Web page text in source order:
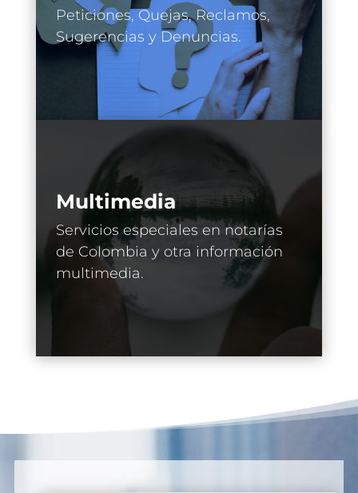
Peticiones, Quejas, Reclamos,
Sugerencias y Denuncias.
Multimedia
Servicios especiales en notarías
de Colombia y otra información
multimedia.